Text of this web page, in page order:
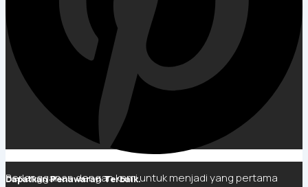
Dapatkan Penawaran Terbaik.
Berlangganan dengan kami untuk menjadi yang pertama